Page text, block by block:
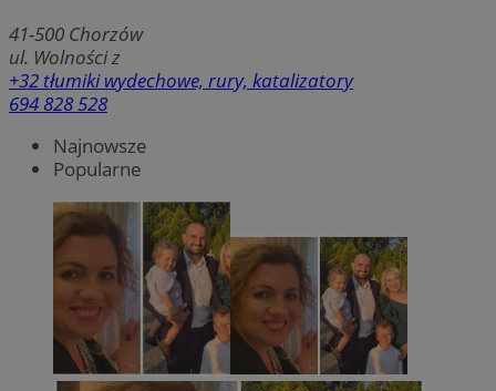
41-500 Chorzów
ul. Wolności z
+32 tłumiki wydechowe, rury, katalizatory
694 828 528
Najnowsze
Popularne